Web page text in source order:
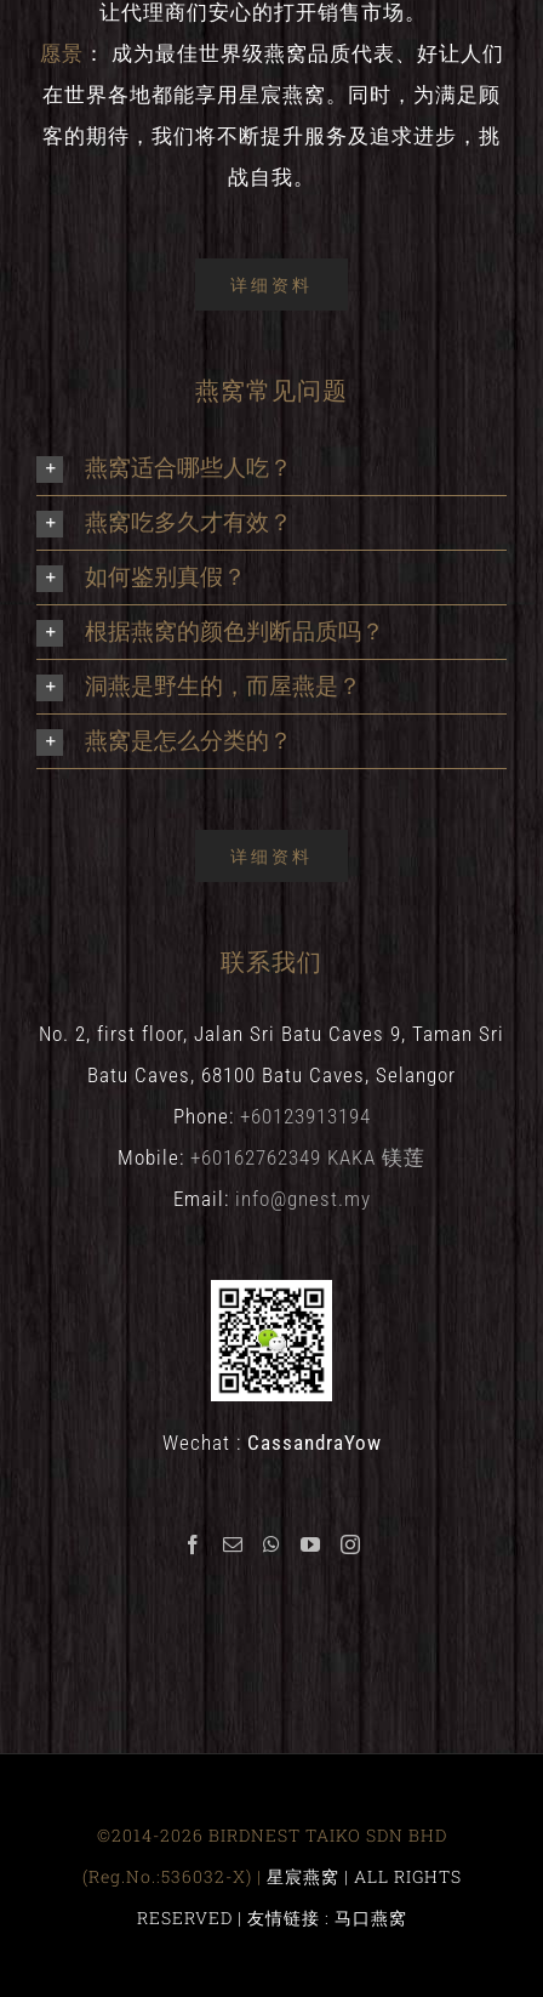
让代理商们安心的打开销售市场。
愿景 ：
成为最佳世界级燕窝品质代表、好让人们
在世界各地都能享用星宸燕窝。同时，为满足顾
客的期待，我们将不断提升服务及追求进步，挑
战自我。
详细资料
燕窝常见问题
燕窝适合哪些人吃？
燕窝吃多久才有效？
如何鉴别真假？
根据燕窝的颜色判断品质吗？
洞燕是野生的，而屋燕是？
燕窝是怎么分类的？
详细资料
联系我们
No. 2, first floor, Jalan Sri Batu Caves 9, Taman Sri
Batu Caves, 68100 Batu Caves, Selangor
Phone: +60123913194
Mobile: +60162762349 KAKA 镁莲
Email: info@gnest.my
Wechat : CassandraYow
©2014-2026 BIRDNEST TAIKO SDN BHD
(Reg.No.:536032-X) | 星宸燕窝 | ALL RIGHTS
RESERVED | 友情链接 : 马口燕窝